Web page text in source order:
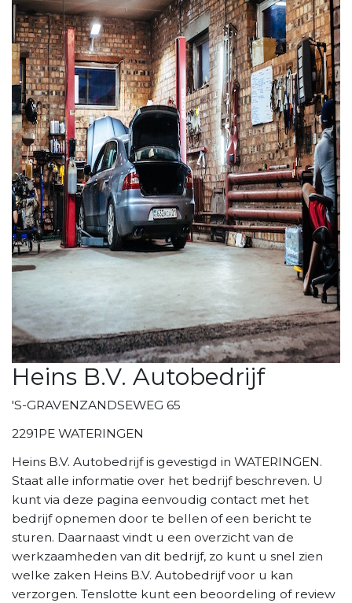
Heins B.V. Autobedrijf
'S-GRAVENZANDSEWEG 65
2291PE WATERINGEN
Heins B.V. Autobedrijf is gevestigd in WATERINGEN.
Staat alle informatie over het bedrijf beschreven. U
kunt via deze pagina eenvoudig contact met het
bedrijf opnemen door te bellen of een bericht te
sturen. Daarnaast vindt u een overzicht van de
werkzaamheden van dit bedrijf, zo kunt u snel zien
welke zaken Heins B.V. Autobedrijf voor u kan
verzorgen. Tenslotte kunt een beoordeling of review